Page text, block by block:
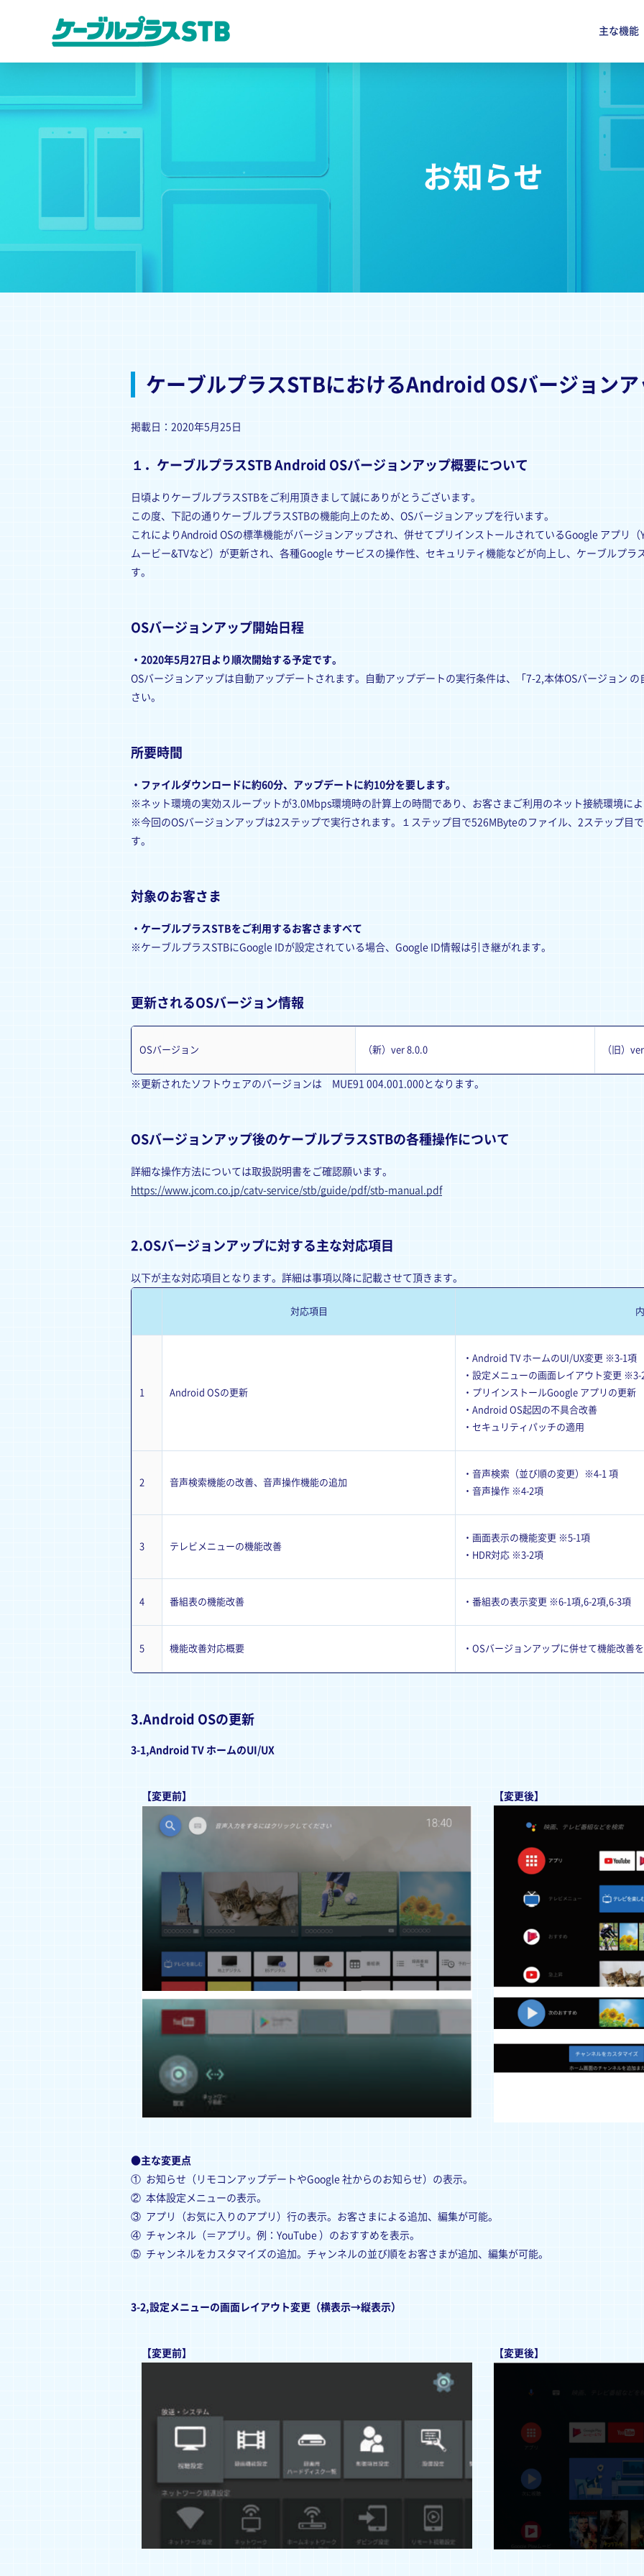
主な機能
お知らせ
ケーブルプラスSTBにおけるAndroid OSバージョンア
掲載日：2020年5月25日
１．ケーブルプラスSTB Android OSバージョンアップ概要について
日頃よりケーブルプラスSTBをご利用頂きまして誠にありがとうございます。
この度、下記の通りケーブルプラスSTBの機能向上のため、OSバージョンアップを行います。
これによりAndroid OSの標準機能がバージョンアップされ、併せてプリインストールされているGoogle アプリ
ムービー&TVなど）が更新され、各種Google サービスの操作性、セキュリティ機能などが向上し、ケーブルプラ
す。
OSバージョンアップ開始日程
・2020年5月27日より順次開始する予定です。
OSバージョンアップは自動アップデートされます。自動アップデートの実行条件は、「7-2,本体OSバージョン
さい。
所要時間
・ファイルダウンロードに約60分、アップデートに約10分を要します。
※ネット環境の実効スループットが3.0Mbps環境時の計算上の時間であり、お客さまご利用のネット接続環境に
※今回のOSバージョンアップは2ステップで実行されます。１ステップ目で526MByteのファイル、2ステップ目
す。
対象のお客さま
・ケーブルプラスSTBをご利用するお客さますべて
※ケーブルプラスSTBにGoogle IDが設定されている場合、Google ID情報は引き継がれます。
更新されるOSバージョン情報
OSバージョン （新）ver 8.0.0 （旧）
※更新されたソフトウェアのバージョンは MUE91 004.001.000となります。
OSバージョンアップ後のケーブルプラスSTBの各種操作について
詳細な操作方法については取扱説明書をご確認願います。
https://www.jcom.co.jp/catv-service/stb/guide/pdf/stb-manual.pdf
2.OSバージョンアップに対する主な対応項目
以下が主な対応項目となります。詳細は事項以降に記載させて頂きます。
対応項目
1 Android OSの更新
・Android TV ホームのUI/UX変更 ※3-1項
・設定メニューの画面レイアウト変更 ※3-
・プリインストールGoogle アプリの更新
・Android OS起因の不具合改善
・セキュリティパッチの適用
2 音声検索機能の改善、音声操作機能の追加
・音声検索（並び順の変更）※4-1 項
・音声操作 ※4-2項
3 テレビメニューの機能改善
・画面表示の機能変更 ※5-1項
・HDR対応 ※3-2項
4 番組表の機能改善 ・番組表の表示変更 ※6-1項,6-2項,6-3項
5 機能改善対応概要 ・OSバージョンアップに併せて機能改善
3.Android OSの更新
3-1,Android TV ホームのUI/UX
【変更前】 【変更後】
●主な変更点
① お知らせ（リモコンアップデートやGoogle 社からのお知らせ）の表示。
② 本体設定メニューの表示。
③ アプリ（お気に入りのアプリ）行の表示。お客さまによる追加、編集が可能。
④ チャンネル（＝アプリ。例：YouTube ）のおすすめを表示。
⑤ チャンネルをカスタマイズの追加。チャンネルの並び順をお客さまが追加、編集が可能。
3-2,設定メニューの画面レイアウト変更（横表示→縦表示）
【変更前】 【変更後】